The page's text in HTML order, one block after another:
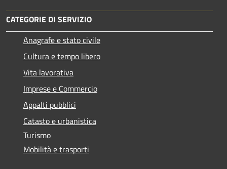
CATEGORIE DI SERVIZIO
Anagrafe e stato civile
Cultura e tempo libero
Vita lavorativa
Imprese e Commercio
Appalti pubblici
Catasto e urbanistica
Turismo
Mobilità e trasporti